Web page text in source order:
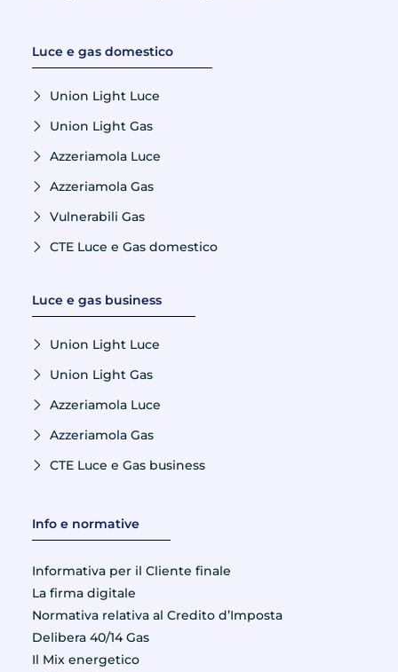
Luce e gas domestico
Union Light Luce
Union Light Gas
Azzeriamola Luce
Azzeriamola Gas
Vulnerabili Gas
CTE Luce e Gas domestico
Luce e gas business
Union Light Luce
Union Light Gas
Azzeriamola Luce
Azzeriamola Gas
CTE Luce e Gas business
Info e normative
Informativa per il Cliente finale
La firma digitale
Normativa relativa al Credito d’Imposta
Delibera 40/14 Gas
Il Mix energetico